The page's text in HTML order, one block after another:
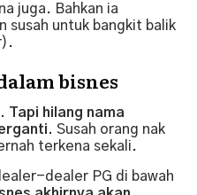
juga. Bahkan ia
susah untuk bangkit balik
bisnes
Tapi hilang nama
Susah orang nak
terkena sekali.
dealer PG di bawah